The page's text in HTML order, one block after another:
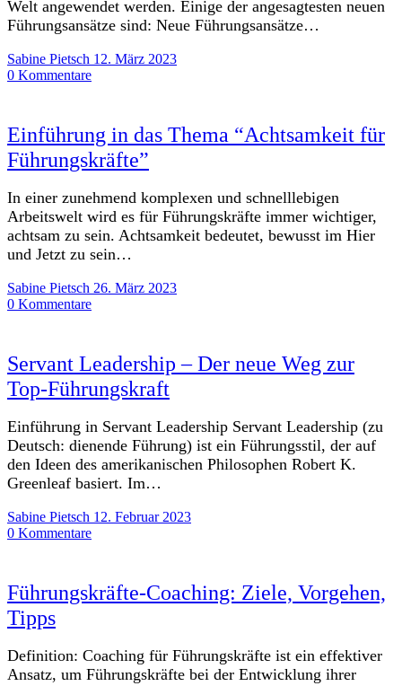
Welt angewendet werden. Einige der angesagtesten neuen
Führungsansätze sind: Neue Führungsansätze…
Sabine Pietsch 12. März 2023
0 Kommentare
Einführung in das Thema “Achtsamkeit für
Führungskräfte”
In einer zunehmend komplexen und schnelllebigen
Arbeitswelt wird es für Führungskräfte immer wichtiger,
achtsam zu sein. Achtsamkeit bedeutet, bewusst im Hier
und Jetzt zu sein…
Sabine Pietsch 26. März 2023
0 Kommentare
Servant Leadership – Der neue Weg zur
Top-Führungskraft
Einführung in Servant Leadership Servant Leadership (zu
Deutsch: dienende Führung) ist ein Führungsstil, der auf
den Ideen des amerikanischen Philosophen Robert K.
Greenleaf basiert. Im…
Sabine Pietsch 12. Februar 2023
0 Kommentare
Führungskräfte-Coaching: Ziele, Vorgehen,
Tipps
Definition: Coaching für Führungskräfte ist ein effektiver
Ansatz, um Führungskräfte bei der Entwicklung ihrer